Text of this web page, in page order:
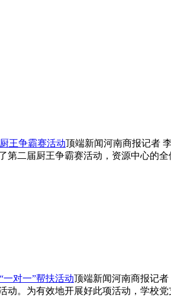
王争霸赛活动顶端新闻河南商报记者
第二届厨王争霸赛活动，资源中心的
对一”帮扶活动顶端新闻河南商报记
动。为有效地开展好此项活动，学校